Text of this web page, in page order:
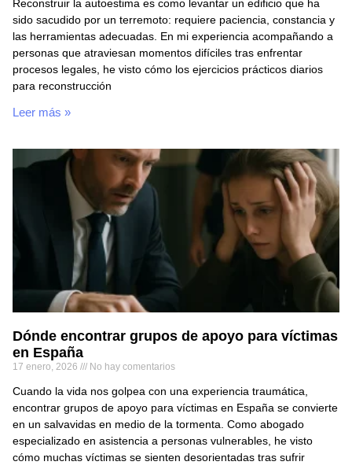
Reconstruir la autoestima es como levantar un edificio que ha
sido sacudido por un terremoto: requiere paciencia, constancia y
las herramientas adecuadas. En mi experiencia acompañando a
personas que atraviesan momentos difíciles tras enfrentar
procesos legales, he visto cómo los ejercicios prácticos diarios
para reconstrucción
Leer más »
Dónde encontrar grupos de apoyo para víctimas
en España
17 enero, 2026 No hay comentarios
Cuando la vida nos golpea con una experiencia traumática,
encontrar grupos de apoyo para víctimas en España se convierte
en un salvavidas en medio de la tormenta. Como abogado
especializado en asistencia a personas vulnerables, he visto
cómo muchas víctimas se sienten desorientadas tras sufrir